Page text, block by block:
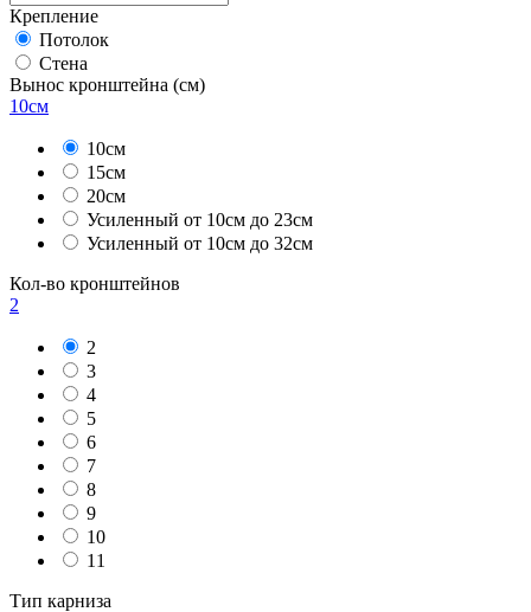
Крепление
Потолок
Стена
Вынос кронштейна (см)
10см
10см
15см
20см
Усиленный от 10см до 23см
Усиленный от 10см до 32см
Кол-во кронштейнов
2
2
3
4
5
6
7
8
9
10
11
Тип карниза